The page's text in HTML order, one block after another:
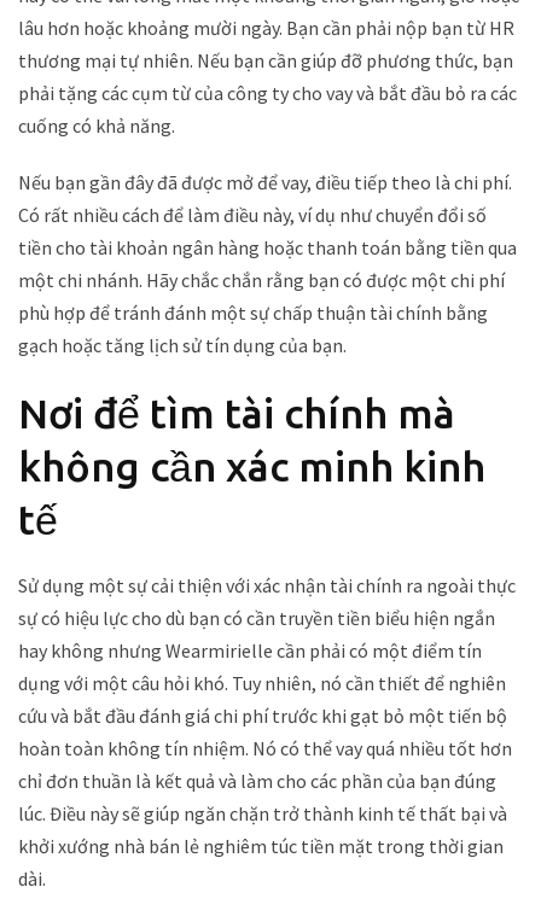
lâu hơn hoặc khoảng mười ngày. Bạn cần phải nộp bạn từ HR
thương mại tự nhiên. Nếu bạn cần giúp đỡ phương thức, bạn
phải tặng các cụm từ của công ty cho vay và bắt đầu bỏ ra các
cuống có khả năng.
Nếu bạn gần đây đã được mở để vay, điều tiếp theo là chi phí.
Có rất nhiều cách để làm điều này, ví dụ như chuyển đổi số
tiền cho tài khoản ngân hàng hoặc thanh toán bằng tiền qua
một chi nhánh. Hãy chắc chắn rằng bạn có được một chi phí
phù hợp để tránh đánh một sự chấp thuận tài chính bằng
gạch hoặc tăng lịch sử tín dụng của bạn.
Nơi để tìm tài chính mà
không cần xác minh kinh
tế
Sử dụng một sự cải thiện với xác nhận tài chính ra ngoài thực
sự có hiệu lực cho dù bạn có cần truyền tiền biểu hiện ngắn
hay không nhưng Wearmirielle cần phải có một điểm tín
dụng với một câu hỏi khó. Tuy nhiên, nó cần thiết để nghiên
cứu và bắt đầu đánh giá chi phí trước khi gạt bỏ một tiến bộ
hoàn toàn không tín nhiệm. Nó có thể vay quá nhiều tốt hơn
chỉ đơn thuần là kết quả và làm cho các phần của bạn đúng
lúc. Điều này sẽ giúp ngăn chặn trở thành kinh tế thất bại và
khởi xướng nhà bán lẻ nghiêm túc tiền mặt trong thời gian
dài.